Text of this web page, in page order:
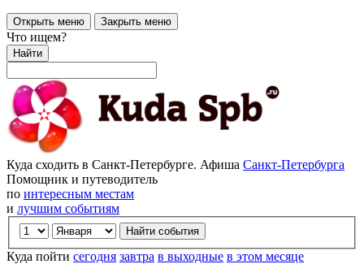
Открыть меню Закрыть меню
Что ищем?
Найти
Куда сходить в Санкт-Петербурге. Афиша Санкт-Петербурга
Помощник и путеводитель
по интересным местам
и лучшим событиям
Куда пойти сегодня завтра в выходные в этом месяце